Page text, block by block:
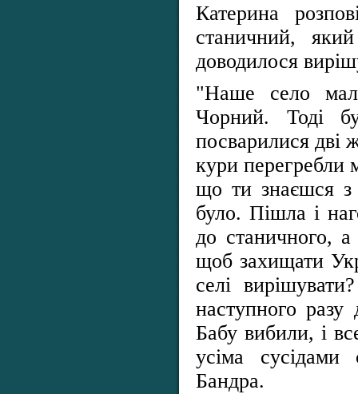
Катерина
станичний,
доводилося
"Наше село
Чорний. Тоді
посварилися дві
кури перегребли
що ти знаєшся
було. Пішла і
до станичного,
щоб захищати
селі
наступного
Бабу вибили, і
усіма
Бандра.